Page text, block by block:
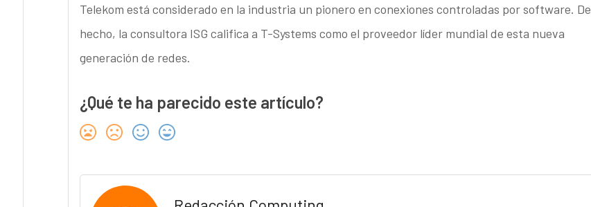
Telekom está considerado en la industria un pionero en conexiones controladas por software. De
hecho, la consultora ISG califica a T-Systems como el proveedor líder mundial de esta nueva
generación de redes.
¿Qué te ha parecido este artículo?